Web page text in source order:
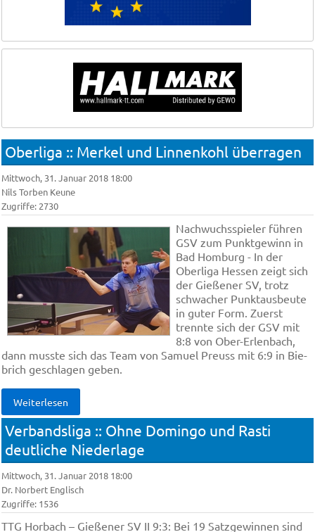
Oberliga :: Mer­kel und Lin­nen­kohl über­ra­gen
Mittwoch, 31. Januar 2018 18:00
Nils Torben Keune
Zugriffe: 2730
Nach­wuchs­spie­ler füh­ren
GSV zum Punkt­ge­winn in
Bad Hom­burg - In der
Ober­li­ga Hes­sen zeig­t sich
der Gie­ße­ner SV, trotz
schwa­cher Punkt­aus­beu­te
in gu­ter Form. Zuerst
trennte sich der GSV mit
8:8 von Ober-Er­len­bach,
dann muss­te sich das Te­am von Sa­mu­el Preuss mit 6:9 in Bie­
brich ge­schla­gen ge­ben.
Weiterlesen
Verbandsliga :: Ohne Domingo und Rasti
deutliche Niederlage
Mittwoch, 31. Januar 2018 18:00
Dr. Norbert Englisch
Zugriffe: 1536
TTG Hor­bach – Gie­ße­ner SV II 9:3: Bei 19 Satz­ge­win­nen sind